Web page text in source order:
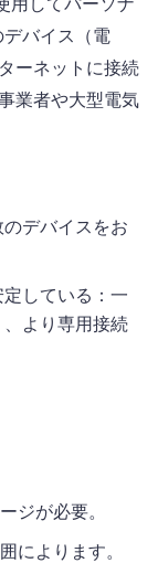
用してパーソナ
バイス（電
ーネットに接続
業者や大型電気
デバイスをお
している：一
より専用接続
ジが必要。
によります。